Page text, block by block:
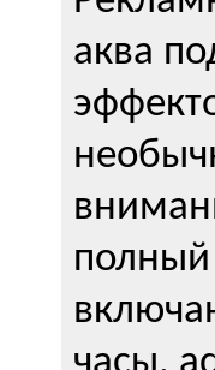
аква
полный